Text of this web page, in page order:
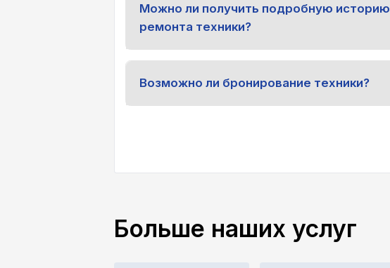
Можно ли получить подробную историю
ремонта техники?
Возможно ли бронирование техники?
Больше наших услуг